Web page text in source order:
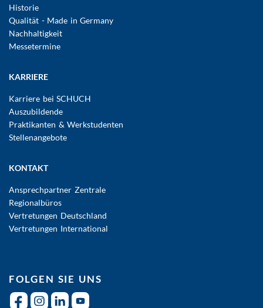
Historie
Qualität - Made in Germany
Nachhaltigkeit
Messetermine
KARRIERE
Karriere bei SCHUCH
Auszubildende
Praktikanten & Werkstudenten
Stellenangebote
KONTAKT
Ansprechpartner Zentrale
Regionalbüros
Vertretungen Deutschland
Vertretungen International
FOLGEN SIE UNS